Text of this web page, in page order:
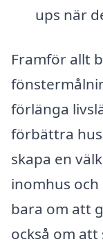
ups när
Framför allt
förlänga
förbättra
skapa en
inomhus
bara om att
också om